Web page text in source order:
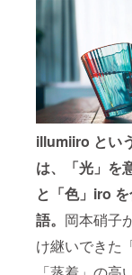
illumiiro とい
は、「光」を
と「色」iro
語。 岡本硝子
け継いできた